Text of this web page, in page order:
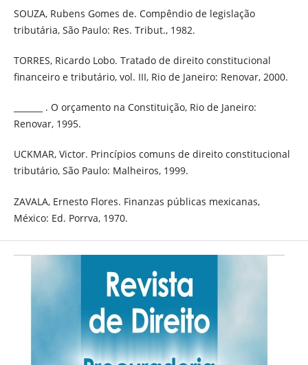
SOUZA, Rubens Gomes de. Compêndio de legislação
tributária, São Paulo: Res. Tribut., 1982.
TORRES, Ricardo Lobo. Tratado de direito constitucional
financeiro e tributário, vol. III, Rio de Janeiro: Renovar, 2000.
_______ . O orçamento na Constituição, Rio de Janeiro:
Renovar, 1995.
UCKMAR, Victor. Princípios comuns de direito constitucional
tributário, São Paulo: Malheiros, 1999.
ZAVALA, Ernesto Flores. Finanzas públicas mexicanas,
México: Ed. Porrva, 1970.